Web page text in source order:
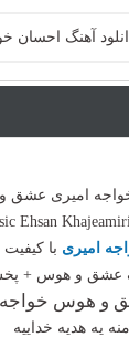
آهنگ
امیری عشق
Ehsan
امیری با
عشق و هوس +
و هوس خواجه
یه هدیه خداییه